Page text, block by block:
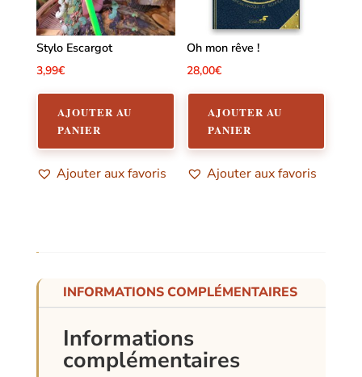
Stylo Escargot
3,99€
AJOUTER AU
PANIER
Ajouter aux favoris
Oh mon rêve !
28,00€
AJOUTER AU
PANIER
Ajouter aux favoris
INFORMATIONS COMPLÉMENTAIRES
Informations
complémentaires